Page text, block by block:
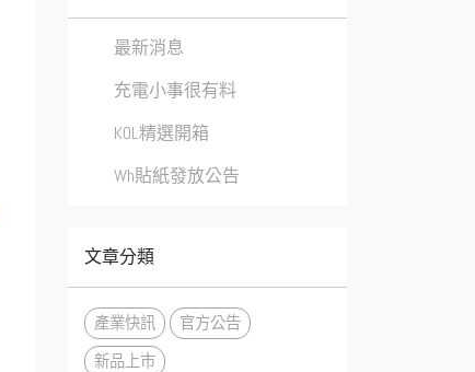
最新消息
充電小事很有料
KOL精選開箱
Wh貼紙發放公告
文章分類
產業快訊
官方公告
新品上市